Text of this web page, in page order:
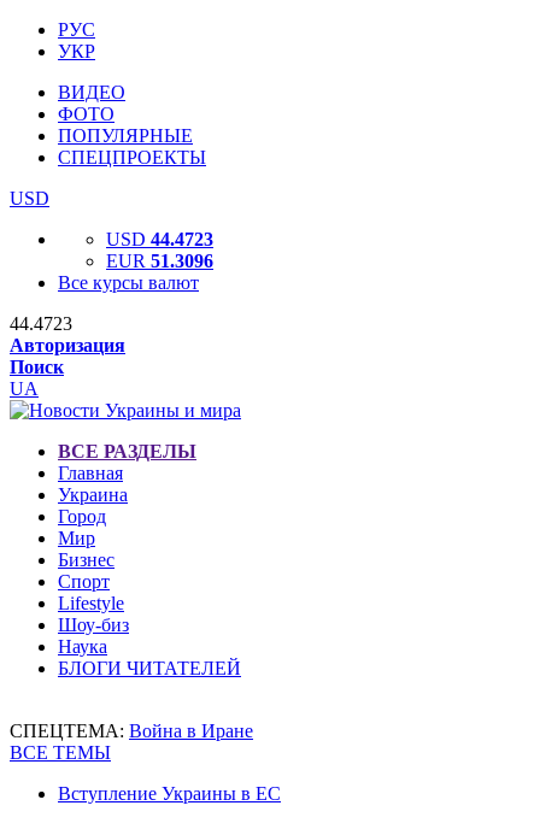
РУС
УКР
ВИДЕО
ФОТО
ПОПУЛЯРНЫЕ
СПЕЦПРОЕКТЫ
USD
USD 44.4723
EUR 51.3096
Все курсы валют
44.4723
Авторизация
Поиск
UA
ВСЕ РАЗДЕЛЫ
Главная
Украина
Город
Мир
Бизнес
Спорт
Lifestyle
Шоу-биз
Наука
БЛОГИ ЧИТАТЕЛЕЙ
СПЕЦТЕМА: Война в Иране
ВСЕ ТЕМЫ
Вступление Украины в ЕС